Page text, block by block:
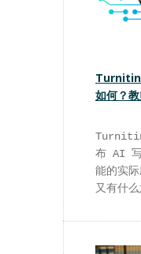
Turnitin
如何？
Turnitin
布 AI 写
能的实
又有什